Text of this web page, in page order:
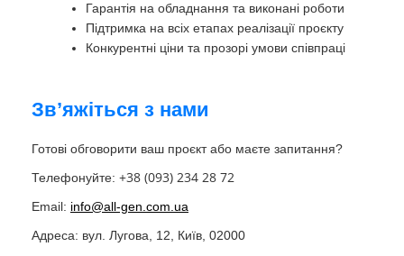
Гарантія на обладнання та виконані роботи
Підтримка на всіх етапах реалізації проєкту
Конкурентні ціни та прозорі умови співпраці
Зв’яжіться з нами
Готові обговорити ваш проєкт або маєте запитання?
Телефонуйте: +38 (093) 234 28 72
Email: info@all-gen.com.ua
Адреса: вул. Луговa, 12, Київ, 02000